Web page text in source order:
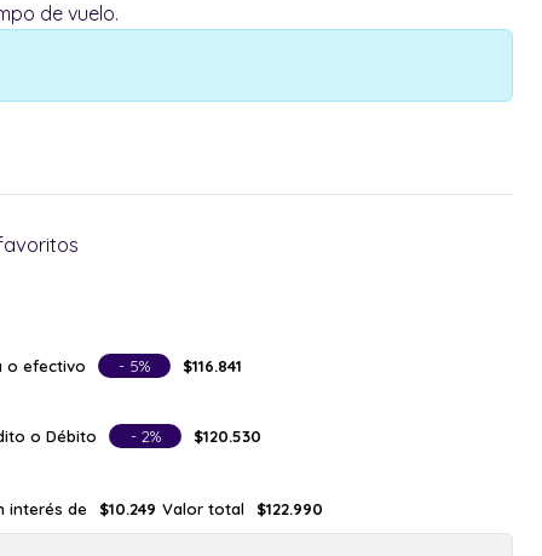
de vuelo.
o efectivo - 5% $116.841
o Débito - 2% $120.530
interés de $10.249 Valor total $122.990